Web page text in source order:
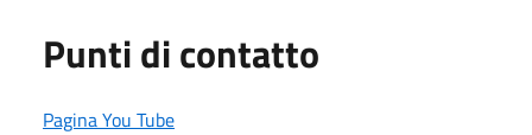
Punti di contatto
Pagina You Tube